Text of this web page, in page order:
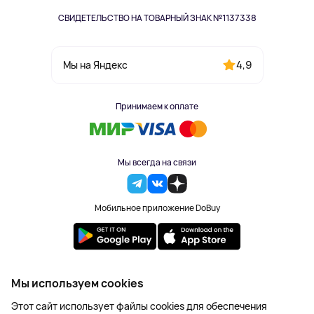
СВИДЕТЕЛЬСТВО НА ТОВАРНЫЙ ЗНАК №1137338
Мы на Яндекс 4,9
Принимаем к оплате
Мы всегда на связи
Мобильное приложение DoBuy
2023-2026 © DoBuy. Все права защищены
Правила обработки персональных данных
Пользовательское соглашение
Мы используем cookies
Этот сайт использует файлы cookies для обеспечения